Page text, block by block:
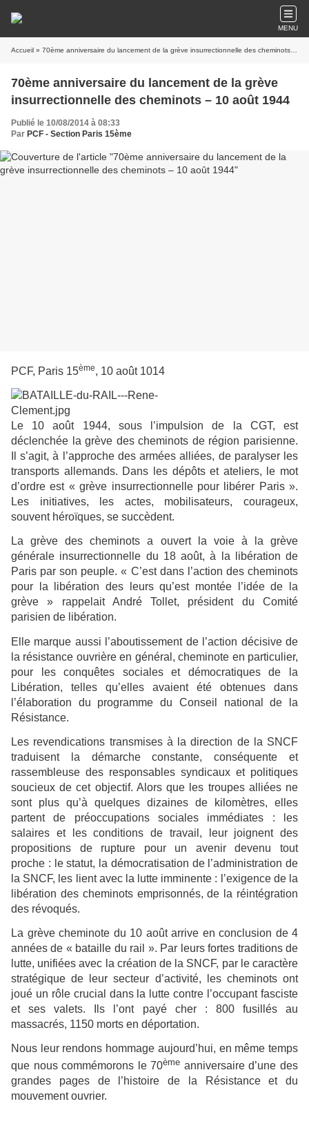
MENU
Accueil » 70ème anniversaire du lancement de la grève insurrectionnelle des cheminots – 10 août 1944
70ème anniversaire du lancement de la grève
insurrectionnelle des cheminots – 10 août 1944
Publié le 10/08/2014 à 08:33
Par PCF - Section Paris 15ème
PCF, Paris 15ème, 10 août 1014
Le 10 août 1944, sous l’impulsion de la CGT, est
déclenchée la grève des cheminots de région parisienne.
Il s’agit, à l’approche des armées alliées, de paralyser les
transports allemands. Dans les dépôts et ateliers, le mot
d’ordre est « grève insurrectionnelle pour libérer Paris ».
Les initiatives, les actes, mobilisateurs, courageux,
souvent héroïques, se succèdent.
La grève des cheminots a ouvert la voie à la grève
générale insurrectionnelle du 18 août, à la libération de
Paris par son peuple. « C’est dans l’action des cheminots
pour la libération des leurs qu’est montée l’idée de la
grève » rappelait André Tollet, président du Comité
parisien de libération.
Elle marque aussi l’aboutissement de l’action décisive de
la résistance ouvrière en général, cheminote en particulier,
pour les conquêtes sociales et démocratiques de la
Libération, telles qu’elles avaient été obtenues dans
l’élaboration du programme du Conseil national de la
Résistance.
Les revendications transmises à la direction de la SNCF
traduisent la démarche constante, conséquente et
rassembleuse des responsables syndicaux et politiques
soucieux de cet objectif. Alors que les troupes alliées ne
sont plus qu’à quelques dizaines de kilomètres, elles
partent de préoccupations sociales immédiates : les
salaires et les conditions de travail, leur joignent des
propositions de rupture pour un avenir devenu tout
proche : le statut, la démocratisation de l’administration de
la SNCF, les lient avec la lutte imminente : l’exigence de la
libération des cheminots emprisonnés, de la réintégration
des révoqués.
La grève cheminote du 10 août arrive en conclusion de 4
années de « bataille du rail ». Par leurs fortes traditions de
lutte, unifiées avec la création de la SNCF, par le caractère
stratégique de leur secteur d’activité, les cheminots ont
joué un rôle crucial dans la lutte contre l’occupant fasciste
et ses valets. Ils l’ont payé cher : 800 fusillés au
massacrés, 1150 morts en déportation.
Nous leur rendons hommage aujourd’hui, en même temps
que nous commémorons le 70ème anniversaire d’une des
grandes pages de l’histoire de la Résistance et du
mouvement ouvrier.